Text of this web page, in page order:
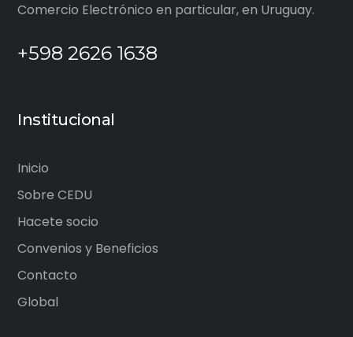
Comercio Electrónico en particular, en Uruguay.
+598 2626 1638
Institucional
Inicio
Sobre CEDU
Hacete socio
Convenios y Beneficios
Contacto
Global